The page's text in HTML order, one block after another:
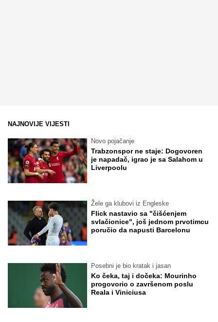
NAJNOVIJE VIJESTI
Novo pojačanje
Trabzonspor ne staje: Dogovoren
je napadač, igrao je sa Salahom u
Liverpoolu
Žele ga klubovi iz Engleske
Flick nastavio sa "čišćenjem
svlačionice", još jednom prvotimcu
poručio da napusti Barcelonu
Posebni je bio kratak i jasan
Ko čeka, taj i dočeka: Mourinho
progovorio o završenom poslu
Reala i Viniciusa